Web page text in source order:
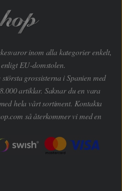
inom alla kategorier enkelt,
EU-domstolen.
grossisterna i Spanien med
artiklar. Saknar du en vara
hela vårt sortiment. Kontakta
så återkommer vi med en